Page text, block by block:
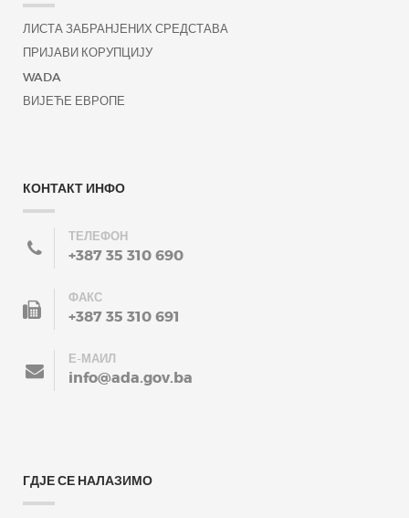
ЛИСТА ЗАБРАНЈЕНИХ СРЕДСТАВА
ПРИЈАВИ КОРУПЦИЈУ
WADA
ВИЈЕЋЕ ЕВРОПЕ
КОНТАКТ ИНФО
ТЕЛЕФОН
+387 35 310 690
ФАКС
+387 35 310 691
Е-МАИЛ
info@ada.gov.ba
ГДЈЕ СЕ НАЛАЗИМО